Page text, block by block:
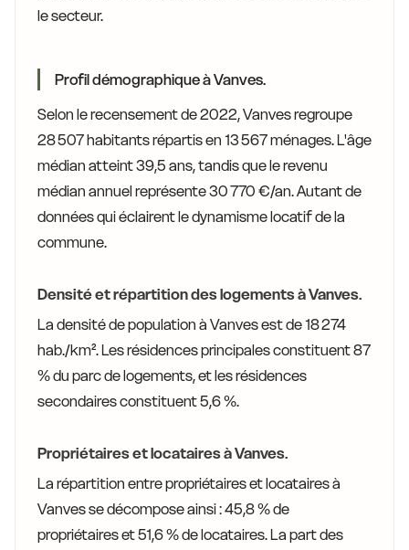
le secteur.
Profil démographique à Vanves.
Selon le recensement de 2022, Vanves regroupe
28 507 habitants répartis en 13 567 ménages. L'âge
médian atteint 39,5 ans, tandis que le revenu
médian annuel représente 30 770 €/an. Autant de
données qui éclairent le dynamisme locatif de la
commune.
Densité et répartition des logements à Vanves.
La densité de population à Vanves est de 18 274
hab./km². Les résidences principales constituent 87
% du parc de logements, et les résidences
secondaires constituent 5,6 %.
Propriétaires et locataires à Vanves.
La répartition entre propriétaires et locataires à
Vanves se décompose ainsi : 45,8 % de
propriétaires et 51,6 % de locataires. La part des